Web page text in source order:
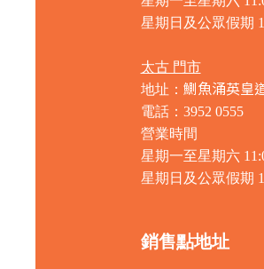
星期日及公眾假期
太古 門市
地址： 鰂魚涌英皇
電話：3952 0555
營業時間
星期一至星期六
星期日及公眾假期
銷售點地址